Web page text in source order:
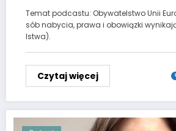
Temat podcastu: Obywatelstwo Unii
sób nabycia, prawa i obowiązki
lstwa).
Czytaj więcej